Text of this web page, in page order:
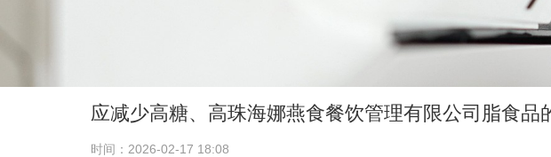
应减少高糖、高珠海娜燕食餐饮管理有限公司脂食品
时间：2026-02-17 18:08